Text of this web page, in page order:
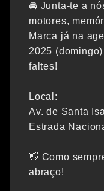
🚘 Junta-te a
motores,
Marca já na
2025
faltes!
Local:
Av. de Santa
Estrada
👋 Como
abraço!